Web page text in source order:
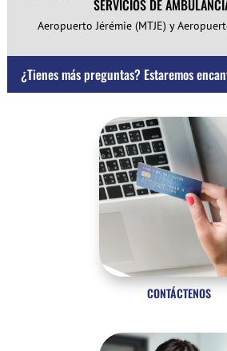
SERVICIOS DE
Aeropuerto Jérémie (MTJE) y
¿Tienes más preguntas? Estaremos
CONTÁCTENOS